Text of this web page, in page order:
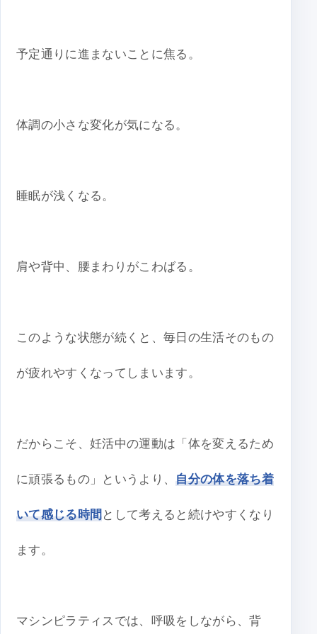
予定通りに進まないことに焦る。
体調の小さな変化が気になる。
睡眠が浅くなる。
肩や背中、腰まわりがこわばる。
このような状態が続くと、毎日の生活そのもの
が疲れやすくなってしまいます。
だからこそ、妊活中の運動は「体を変えるため
に頑張るもの」というより、自分の体を落ち着
いて感じる時間 として考えると続けやすくなり
ます。
マシンピラティスでは、呼吸をしながら、背